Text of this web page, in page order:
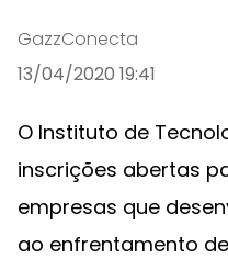
GazzConecta
13/04/2020 19:41
O Instituto de
inscrições abertas
empresas que
ao enfrentamento